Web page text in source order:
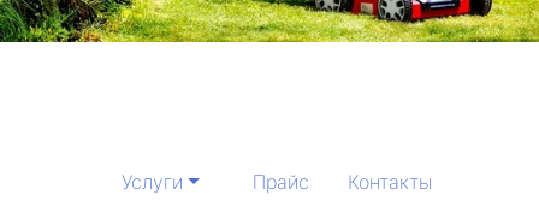
Услуги Прайс Контакты